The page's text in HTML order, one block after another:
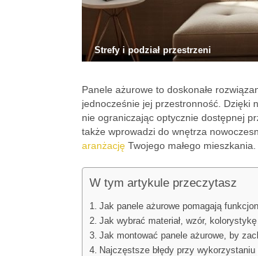
Strefy i podział przestrzeni
Panele ażurowe to doskonałe
jednocześnie jej przestronność. Dzięki
nie ograniczając optycznie dostępnej
także wprowadzi do wnętrza
aranżację Twojego małego mieszkania.
W tym artykule przeczytasz
Jak panele ażurowe pomagają
Jak wybrać materiał, wzór,
Jak montować panele ażurowe, by
Najczęstsze błędy przy